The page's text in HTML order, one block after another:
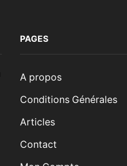
PAGES
A propos
Conditions Générales
Articles
Contact